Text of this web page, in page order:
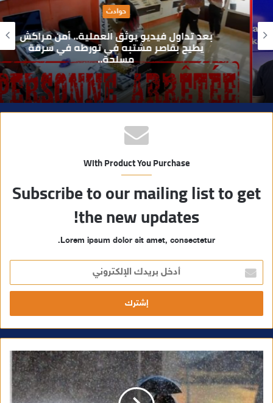
ل
و
ي
ب
حوادث
بعد تداول فيديو يوثق العملية.. أمن مراكش
يطيح بقاصر مشتبه في تورطه في سرقة
مسلحة..
With Product You Purchase
Subscribe to our mailing list to get
the new updates!
Lorem ipsum dolor sit amet, consectetur.
خ
ل
ر
ا
ل
إ
ك